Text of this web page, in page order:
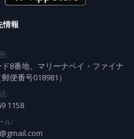
情報
:
8番地、マリーナベイ・ファイナ
便番号018981）
:
1158
ル: